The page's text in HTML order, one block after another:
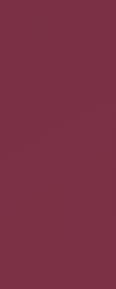
sont
de la section
à l'aide des titres
modification
section]].